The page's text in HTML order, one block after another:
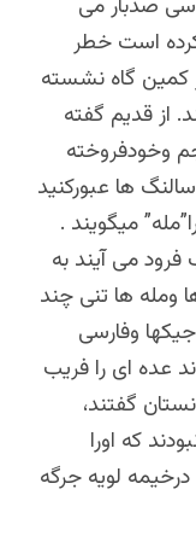
صدبار می
است خطر
کمین گاه نشسته
از قدیم گفته
وخودفروخته
ها عبورکنید
میگویند .
فرود می آیند به
ومله ها تنی چند
وفارسی
عده ای را فریب
گفتند،
که اورا
درخیمه لویه جرگه